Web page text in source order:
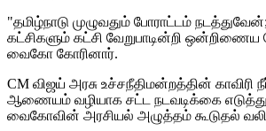
"தமிழ்நாடு முழுவதும் போராட்டம்
கட்சிகளும் கட்சி வேறுபாடின்றி
வைகோ கோரினார்.
CM விஜய் அரசு உச்சநீதிமன்றத்தின்
ஆணையம் வழியாக சட்ட நடவடிக்கை
வைகோவின் அரசியல் அழுத்தம் கூடுதல்